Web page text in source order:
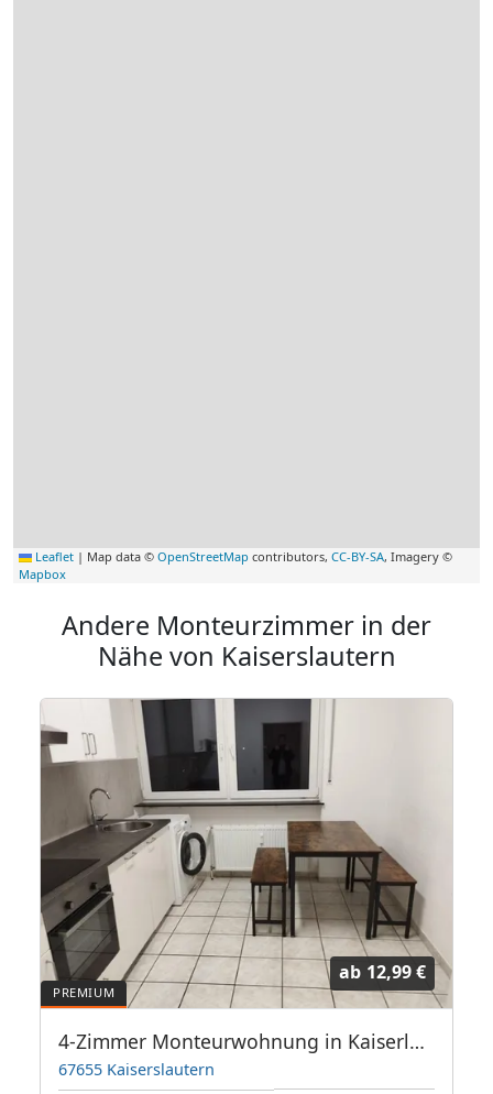
Leaflet | Map data © OpenStreetMap contributors, CC-BY-SA, Imagery ©
Mapbox
Andere Monteurzimmer in der
Nähe von Kaiserslautern
ab 12,99 €
4-Zimmer Monteurwohnung in Kaiserlautern
67655 Kaiserslautern